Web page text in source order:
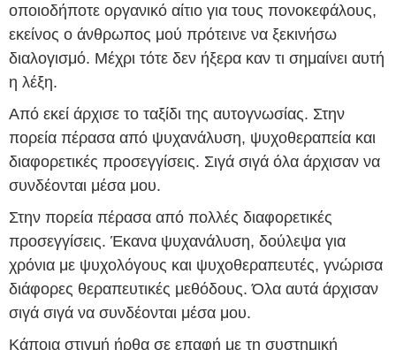
οποιοδήποτε οργανικό αίτιο για τους πονοκεφάλους,
εκείνος ο άνθρωπος μού πρότεινε να ξεκινήσω
διαλογισμό. Μέχρι τότε δεν ήξερα καν τι σημαίνει αυτή
η λέξη.
Από εκεί άρχισε το ταξίδι της αυτογνωσίας. Στην
πορεία πέρασα από ψυχανάλυση, ψυχοθεραπεία και
διαφορετικές προσεγγίσεις. Σιγά σιγά όλα άρχισαν να
συνδέονται μέσα μου.
Στην πορεία πέρασα από πολλές διαφορετικές
προσεγγίσεις. Έκανα ψυχανάλυση, δούλεψα για
χρόνια με ψυχολόγους και ψυχοθεραπευτές, γνώρισα
διάφορες θεραπευτικές μεθόδους. Όλα αυτά άρχισαν
σιγά σιγά να συνδέονται μέσα μου.
Κάποια στιγμή ήρθα σε επαφή με τη συστημική